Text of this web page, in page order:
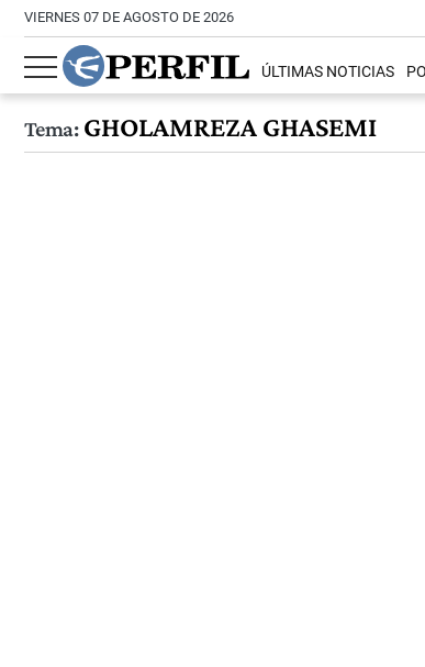
VIERNES 07 DE AGOSTO DE 2026
ÚLTIMAS NOTICIAS
Tema:GHOLAMREZA GHASEMI